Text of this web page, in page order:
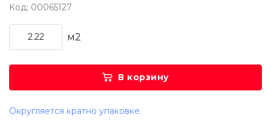
Код: 00065127
м2
В корзину
Округляется кратно упаковке.